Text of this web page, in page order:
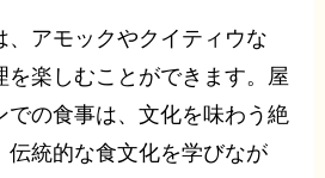
、アモックやクイティウな
を楽しむことができます。屋
での食事は、文化を味わう絶
伝統的な食文化を学びなが